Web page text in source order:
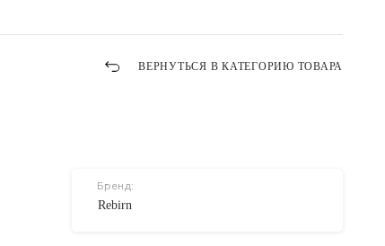
ВЕРНУТЬСЯ В КАТЕГОРИЮ ТОВАРА
Бренд:
Rebirn